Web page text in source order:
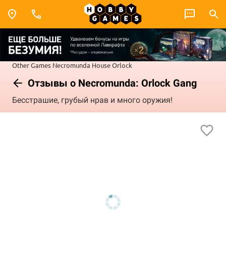
Other Games Necromunda House Orlock
Отзывы о Necromunda: Orlock Gang
Бесстрашие, грубый нрав и много оружия!